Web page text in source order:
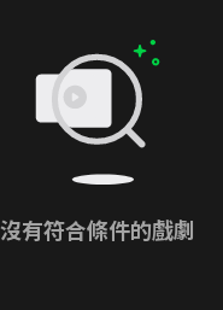
沒有符合條件的戲劇